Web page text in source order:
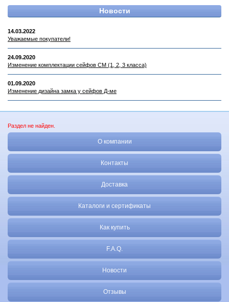
Новости
14.03.2022
Уважаемые покупатели!
24.09.2020
Изменение комплектации сейфов СМ (1, 2, 3 класса)
01.09.2020
Изменение дизайна замка у сейфов Д-ме
Раздел не найден.
О компании
Контакты
Доставка
Каталоги и сертификаты
Как купить
F.A.Q.
Новости
Отзывы